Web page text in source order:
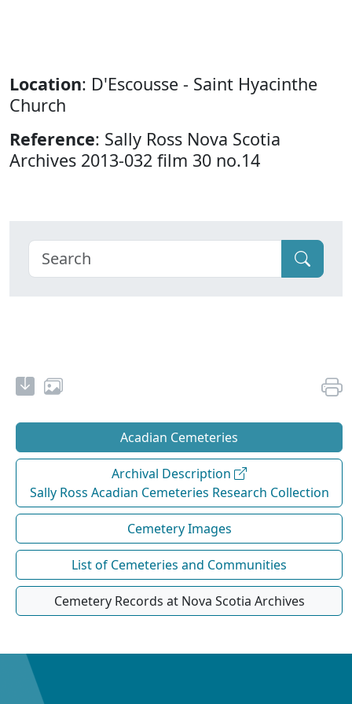
Location: D'Escousse - Saint Hyacinthe
Church
Reference: Sally Ross Nova Scotia
Archives 2013-032 film 30 no.14
Acadian Cemeteries
Archival Description
Sally Ross Acadian Cemeteries Research Collection
Cemetery Images
List of Cemeteries and Communities
Cemetery Records at Nova Scotia Archives